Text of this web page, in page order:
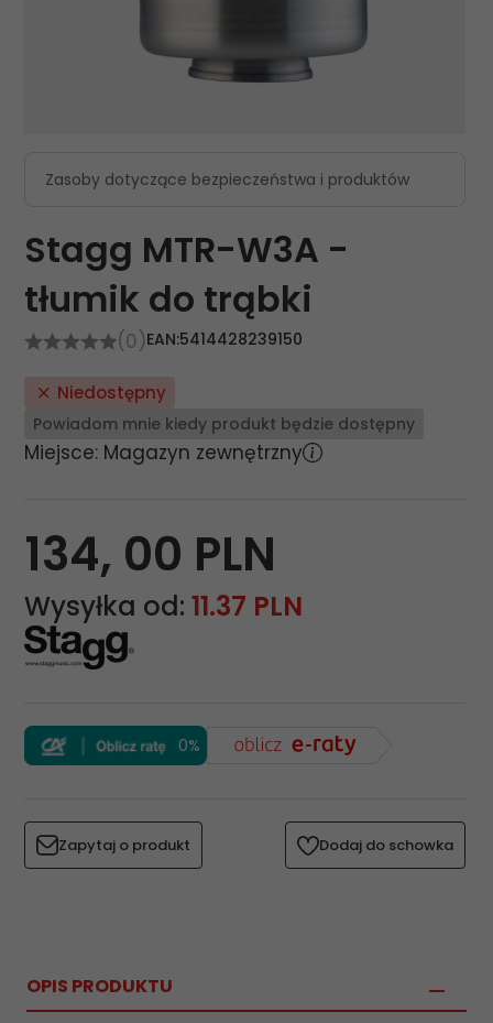
Zasoby dotyczące bezpieczeństwa i produktów
Stagg MTR-W3A -
tłumik do trąbki
(0)EAN:5414428239150
Niedostępny
Powiadom mnie kiedy produkt będzie dostępny
Miejsce: Magazyn zewnętrzny
134, 00 PLN
Wysyłka od: 11.37 PLN
0%
Zapytaj o produkt Dodaj do schowka
OPIS PRODUKTU